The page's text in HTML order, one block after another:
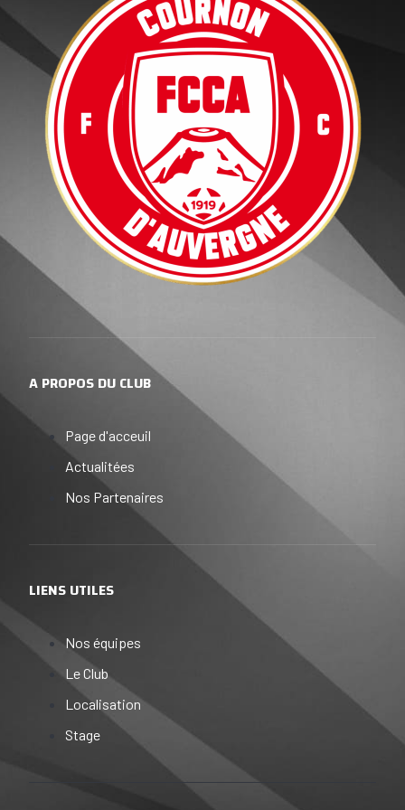
A PROPOS DU CLUB
Page d'acceuil
Actualitées
Nos Partenaires
LIENS UTILES
Nos équipes
Le Club
Localisation
Stage